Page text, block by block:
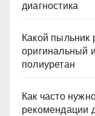
диагностика
Какой пыльник
оригинальный
полиуретан
Как часто
рекомендации